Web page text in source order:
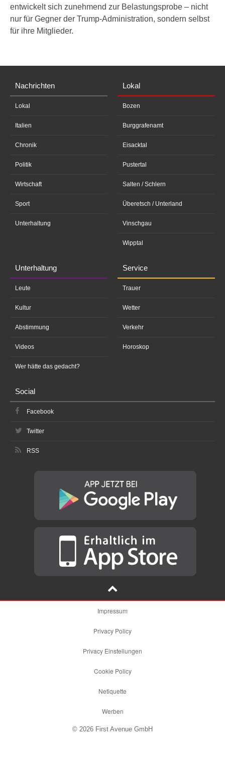
entwickelt sich zunehmend zur Belastungsprobe – nicht
nur für Gegner der Trump-Administration, sondern selbst
für ihre Mitglieder.
Nachrichten
Lokal
Italien
Chronik
Politik
Wirtschaft
Sport
Unterhaltung
Lokal
Bozen
Burggrafenamt
Eisacktal
Pustertal
Salten / Schlern
Überetsch / Unterland
Vinschgau
Wipptal
Unterhaltung
Leute
Kultur
Abstimmung
Videos
Wer hätte das gedacht?
Service
Trauer
Wetter
Verkehr
Horoskop
Social
Facebook
Twitter
RSS
Impressum
Privacy Policy
Privacy Einstellungen
Cookie Policy
Netiquette
Werben
© 2026 First Avenue GmbH